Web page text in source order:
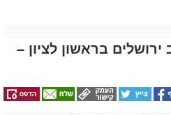
בראשון לציון –